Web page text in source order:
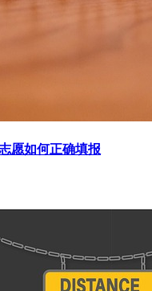
愿如何正确填报